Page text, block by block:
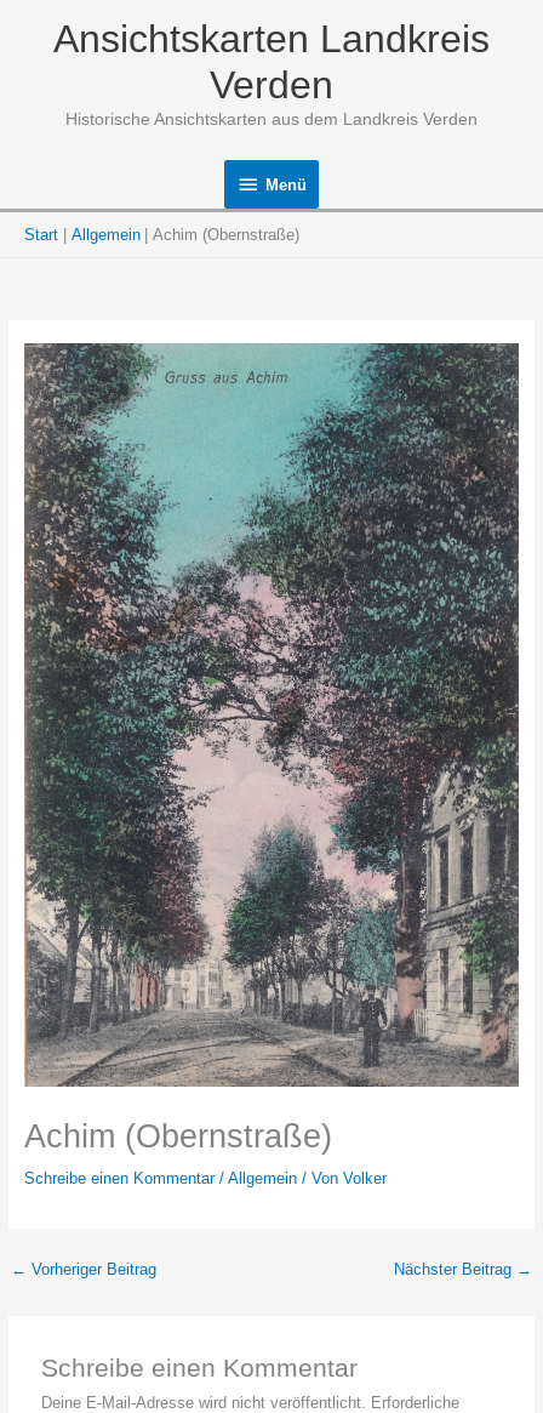
Ansichtskarten Landkreis
Verden
Historische Ansichtskarten aus dem Landkreis Verden
Menü
Menü
Start Allgemein Achim (Obernstraße)
Achim (Obernstraße)
Schreibe einen Kommentar / Allgemein/ Von Volker
← Vorheriger Beitrag Nächster Beitrag →
Schreibe einen Kommentar
Deine E-Mail-Adresse wird nicht veröffentlicht.
Erforderliche